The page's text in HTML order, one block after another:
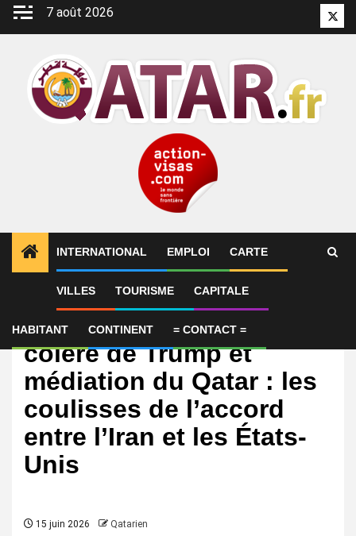
Aller
7 août 2026
INTERNATIONAL EMPLOI CARTE
VILLES TOURISME CAPITALE
HABITANT CONTINENT = CONTACT =
International
Frappes israéliennes,
colère de Trump et
médiation du Qatar : les
coulisses de l’accord
entre l’Iran et les États-
Unis
15 juin 2026 Qatarien